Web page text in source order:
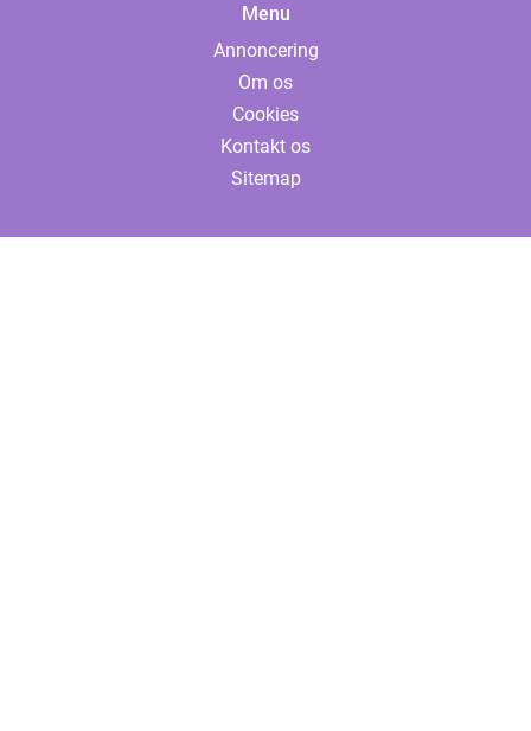
Menu
Annoncering
Om os
Cookies
Kontakt os
Sitemap